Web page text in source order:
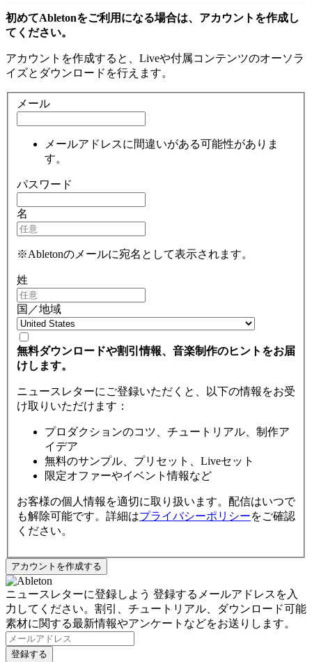
初めてAbletonをご利用になる場合は、アカウントを作成し
てください。
アカウントを作成すると、Liveや付属コンテンツのオーソラ
イズとダウンロードを行えます。
メール
メールアドレスに間違いがある可能性がありま
す。
パスワード
名
※Abletonのメールに宛名として表示されます。
姓
国／地域
無料ダウンロードや割引情報、音楽制作のヒントをお届
けします。
ニュースレターにご登録いただくと、以下の情報をお受
け取りいただけます：
プロダクションのコツ、チュートリアル、制作ア
イデア
無料のサンプル、プリセット、Liveセット
限定オファーやイベント情報など
お客様の個人情報を適切に取り扱います。配信はいつで
も解除可能です。詳細はプライバシーポリシーをご確認
ください。
ニュースレターに登録しよう 登録するメールアドレスを入
力してください。割引、チュートリアル、ダウンロード可能
素材に関する最新情報やアンケートなどをお送りします。